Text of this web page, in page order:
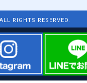
RIGHTS RESERVED.